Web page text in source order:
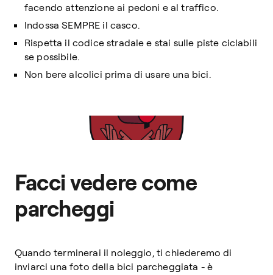
facendo attenzione ai pedoni e al traffico.
Indossa SEMPRE il casco.
Rispetta il codice stradale e stai sulle piste ciclabili
se possibile.
Non bere alcolici prima di usare una bici.
Facci vedere come
parcheggi
Quando terminerai il noleggio, ti chiederemo di
inviarci una foto della bici parcheggiata - è